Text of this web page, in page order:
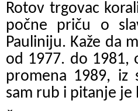
Rotov trgovac
počne priču o
Pauliniju. Kaže da
od 1977. do 1981,
promena 1989, iz
sam rub i pitanje